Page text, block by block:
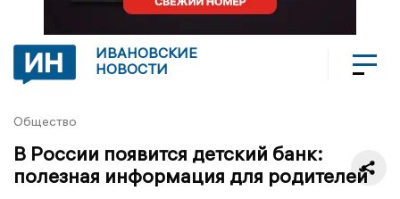
ИВАНОВСКИЕ
НОВОСТИ
Общество
В России появится детский банк:
полезная информация для родителей